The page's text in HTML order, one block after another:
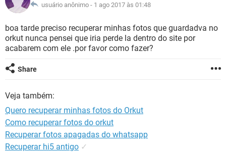
GUIA DE COMPRAS
INSTAGRAM
GUIA DE COMPRAS
CELULAR FACEBOOK
INSTAGRAM GMAIL
JOGOS
CELULAR FACEBOOK
OUTLOOK EXCEL
INSTAGRAM
usuário anônimo - 1 ago 2017 às 01:48
boa tarde preciso recuperar minhas fotos que guardadva no
orkut nunca pensei que iria perde la dentro do site por
acabarem com ele .por favor como fazer?
Share
Veja também:
Quero recuperar minhas fotos do Orkut
Como recuperar fotos do orkut
Recuperar fotos apagadas do whatsapp
Recuperar hi5 antigo ✓